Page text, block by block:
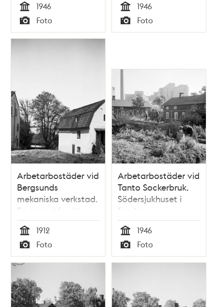
Tid
1946
Typ
Foto Tid
1946
Typ
Foto
Arbetarbostäder vid
Bergsunds
mekaniska verkstad.
En man står vid
ingången. I fonden
ses Centralfängelset
på Långholmen
Tid
1912
Typ
Foto
Arbetarbostäder vid
Tanto Sockerbruk.
Södersjukhuset i
fonden
Tid
1946
Typ
Foto